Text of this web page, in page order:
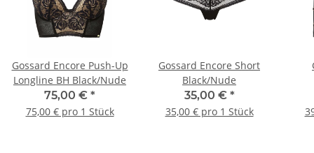
Gossard Encore Push-Up
Longline BH Black/Nude
75,00 € *
75,00 € pro 1 Stück
Gossard Encore Short
Black/Nude
35,00 € *
35,00 € pro 1 Stück